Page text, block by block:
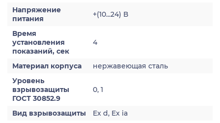
Напряжение
питания
+(10...24) В
Время
установления
показаний, сек
4
Материал корпуса
нержавеющая сталь
Уровень
взрывозащиты
ГОСТ 30852.9
0, 1
Вид взрывозащиты
Ex d, Ex ia